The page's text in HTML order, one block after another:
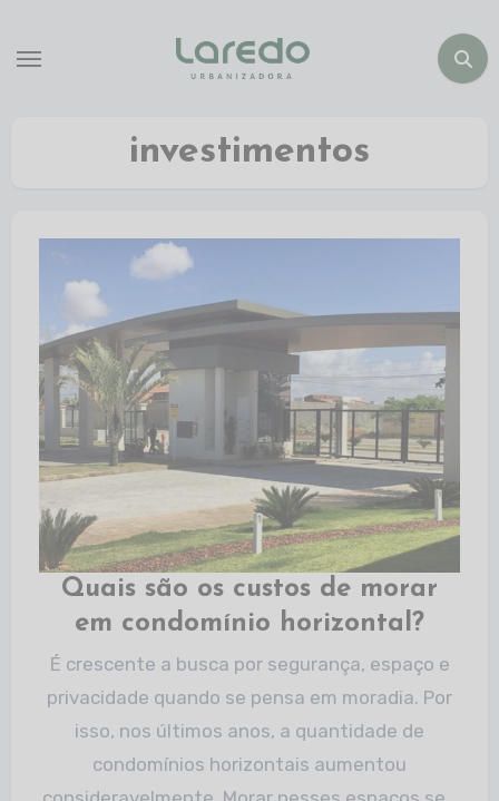
investimentos
Quais são os custos de morar
em condomínio horizontal?
É crescente a busca por segurança, espaço e
privacidade quando se pensa em moradia. Por
isso, nos últimos anos, a quantidade de
condomínios horizontais aumentou